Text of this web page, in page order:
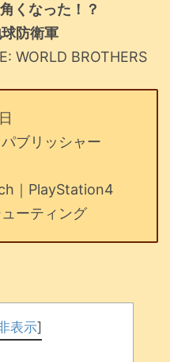
くなった！？
防衛軍
WORLD BROTHERS
ブリッシャー
｜PlayStation4
ーティング
表示]